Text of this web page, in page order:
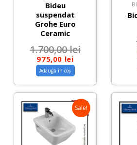
Bideu
suspendat
Grohe Euro
Ceramic
1.700,00lei
975,00 lei
Adaugă în coș
Sale!